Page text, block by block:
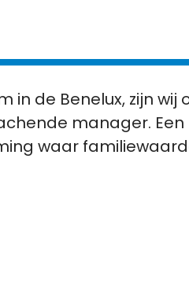
de Benelux, zijn wij
manager. Een
waar